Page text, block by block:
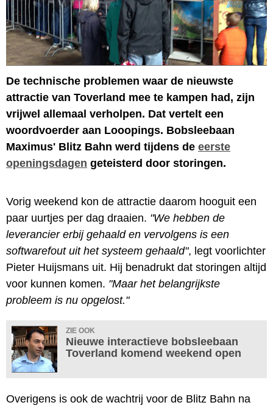
De technische problemen waar de nieuwste
attractie van Toverland mee te kampen had, zijn
vrijwel allemaal verholpen. Dat vertelt een
woordvoerder aan Looopings. Bobsleebaan
Maximus' Blitz Bahn werd tijdens de eerste
openingsdagen geteisterd door storingen.
Vorig weekend kon de attractie daarom hooguit een
paar uurtjes per dag draaien. "We hebben de
leverancier erbij gehaald en vervolgens is een
softwarefout uit het systeem gehaald", legt voorlichter
Pieter Huijsmans uit. Hij benadrukt dat storingen altijd
voor kunnen komen. "Maar het belangrijkste
probleem is nu opgelost."
ZIE OOK
Nieuwe interactieve bobsleebaan
Toverland komend weekend open
Overigens is ook de wachtrij voor de Blitz Bahn na